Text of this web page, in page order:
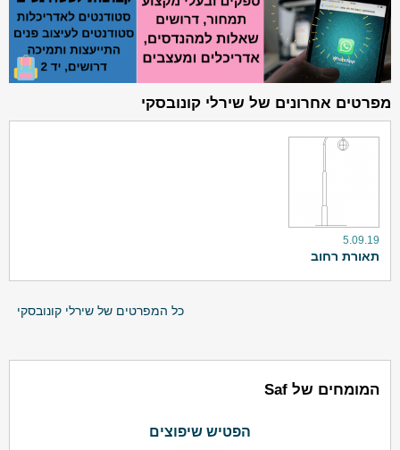
מפרטים אחרונים של שירלי קונובסקי
5.09.19
תאורת רחוב
כל המפרטים של שירלי קונובסקי
המומחים של Saf
הפטיש שיפוצים